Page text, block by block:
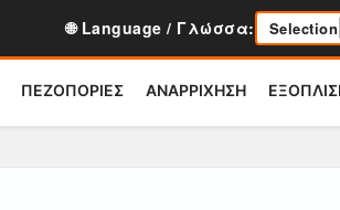
🌐 Language / Γλώσσα: Selection
ΠΕΖΟΠΟΡΙΕΣ ΑΝΑΡΡΙΧΗΣΗ